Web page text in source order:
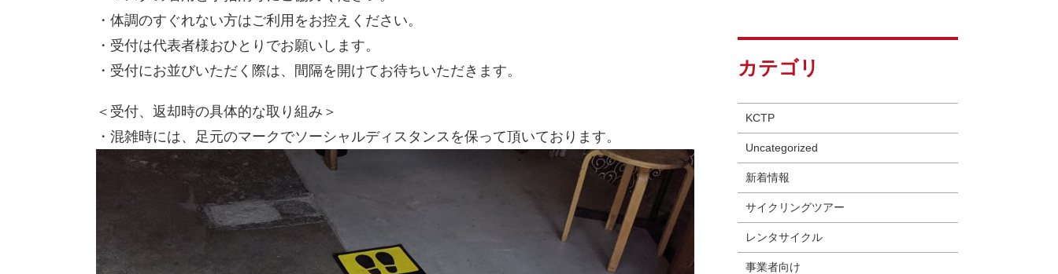
・体調のすぐれない方はご利用をお控えください。
・受付は代表者様おひとりでお願いします。
・受付にお並びいただく際は、間隔を開けてお待ちいただきます。
＜受付、返却時の具体的な取り組み＞
・混雑時には、足元のマークでソーシャルディスタンスを保って頂いております。
カテゴリ
KCTP
Uncategorized
新着情報
サイクリングツアー
レンタサイクル
事業者向け